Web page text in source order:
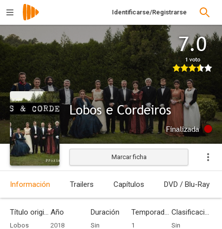
Identificarse/Registrarse
7.0
1 voto
Lobos e Cordeiros
Finalizada
Marcar ficha
Información Trailers Capítulos DVD / Blu-Ray
Título original
Lobos
Año
2018
Duración
Sin
Temporadas
1
Clasificación por edades
Sin